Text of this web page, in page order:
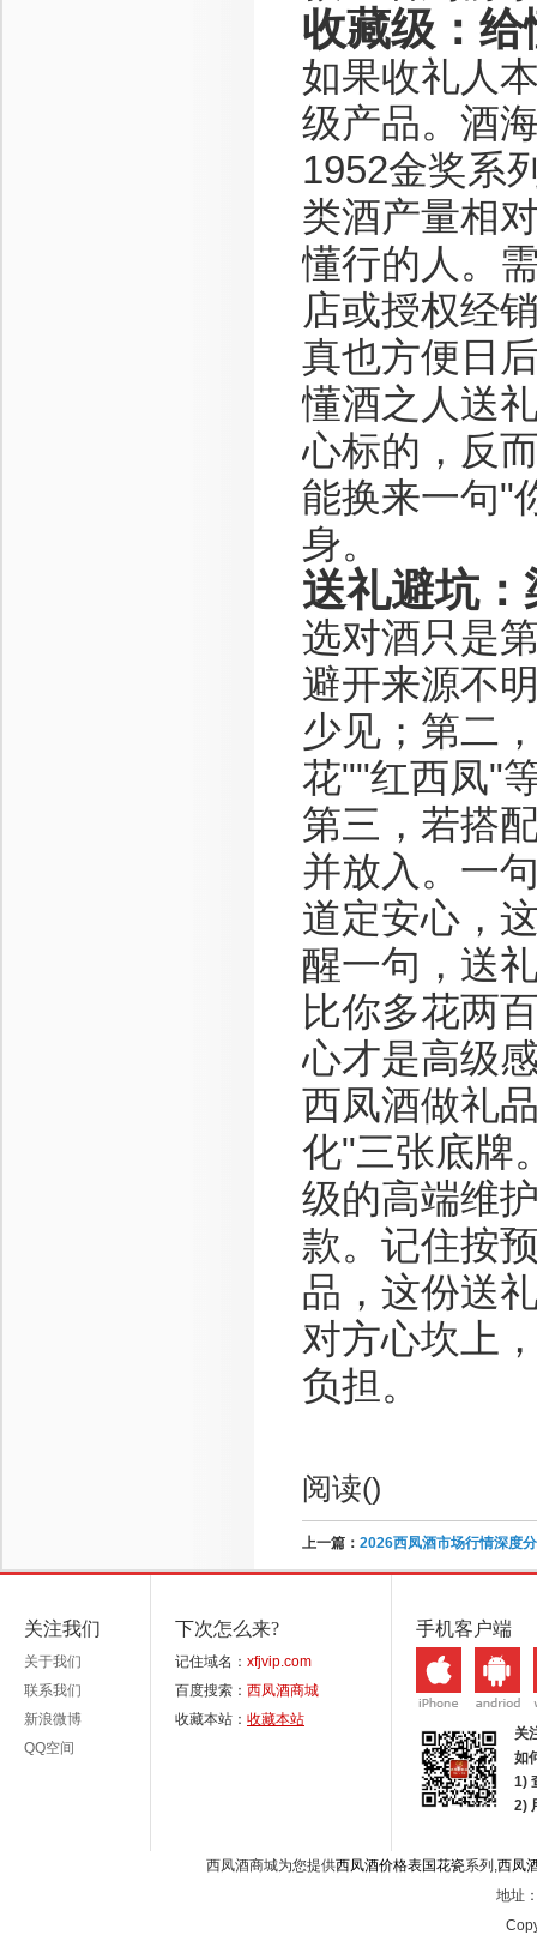
收藏级：
如果收礼人
级产品。酒
1952金奖系
类酒产量相
懂行的人。
店或授权经
真也方便日
懂酒之人送
心标的，反
能换来一句"
身。
送礼避坑
选对酒只是
避开来源不
少见；第二
花""红西凤"
第三，若搭
并放入。一
道定安心，
醒一句，送
比你多花两
心才是高级
西凤酒做礼
化"三张底牌
级的高端维
款。记住按
品，这份送
对方心坎上
负担。
阅读()
上一篇： 2026西凤酒市场行情深度
关注我们
关于我们
联系我们
新浪微博
QQ空间
下次怎么来?
记住域名： xfjvip.com
百度搜索： 西凤酒商城
收藏本站： 收藏本站
手机客户端
关
如
1)
2)
西凤酒商城为您提供西凤酒价格表国花瓷系列,西凤
地址